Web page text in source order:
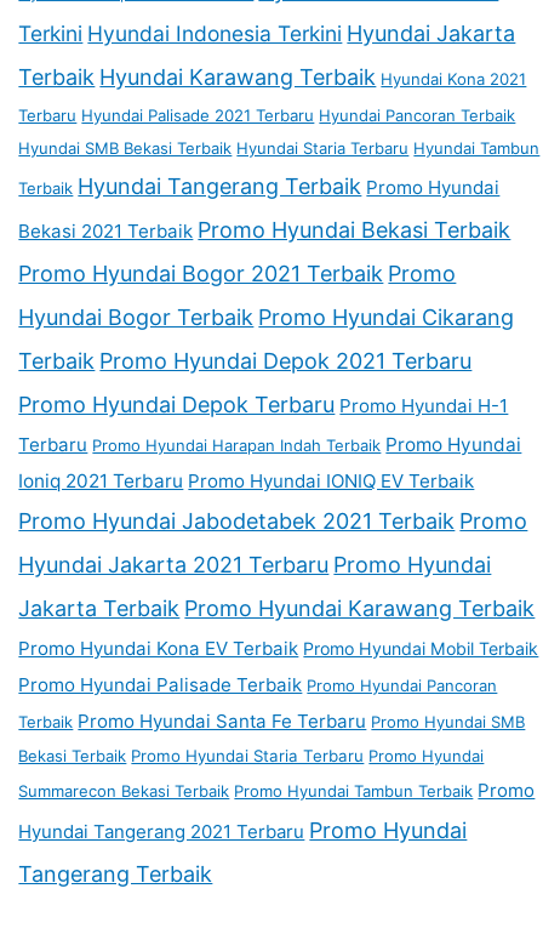
Terkini Hyundai Indonesia Terkini Hyundai Jakarta
Terbaik Hyundai Karawang Terbaik Hyundai Kona 2021
Terbaru Hyundai Palisade 2021 Terbaru Hyundai Pancoran Terbaik
Hyundai SMB Bekasi Terbaik Hyundai Staria Terbaru Hyundai Tambun
Terbaik Hyundai Tangerang Terbaik Promo Hyundai
Bekasi 2021 Terbaik Promo Hyundai Bekasi Terbaik
Promo Hyundai Bogor 2021 Terbaik Promo
Hyundai Bogor Terbaik Promo Hyundai Cikarang
Terbaik Promo Hyundai Depok 2021 Terbaru
Promo Hyundai Depok Terbaru Promo Hyundai H-1
Terbaru Promo Hyundai Harapan Indah Terbaik Promo Hyundai
Ioniq 2021 Terbaru Promo Hyundai IONIQ EV Terbaik
Promo Hyundai Jabodetabek 2021 Terbaik Promo
Hyundai Jakarta 2021 Terbaru Promo Hyundai
Jakarta Terbaik Promo Hyundai Karawang Terbaik
Promo Hyundai Kona EV Terbaik Promo Hyundai Mobil Terbaik
Promo Hyundai Palisade Terbaik Promo Hyundai Pancoran
Terbaik Promo Hyundai Santa Fe Terbaru Promo Hyundai SMB
Bekasi Terbaik Promo Hyundai Staria Terbaru Promo Hyundai
Summarecon Bekasi Terbaik Promo Hyundai Tambun Terbaik Promo
Hyundai Tangerang 2021 Terbaru Promo Hyundai
Tangerang Terbaik